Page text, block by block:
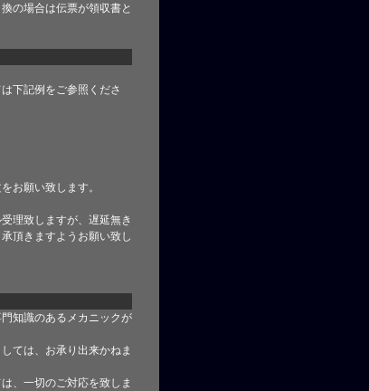
の場合は伝票が領収書と
下記例をご参照くださ
お願い致します。
理致しますが、遅延無き
頂きますようお願い致し
知識のあるメカニックが
ては、お承り出来かねま
、一切のご対応を致しま